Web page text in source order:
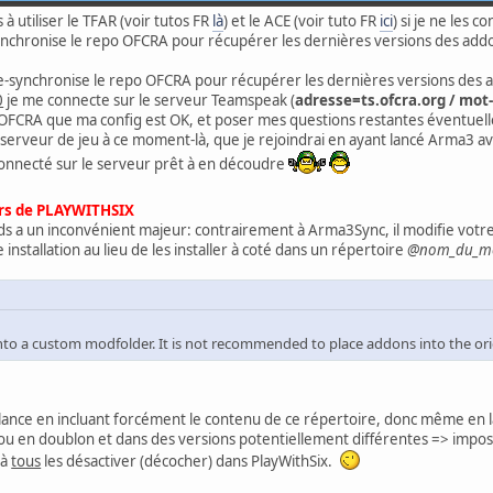
utiliser le TFAR (voir tutos FR là) et le ACE (voir tuto FR ici) si je ne les
le repo OFCRA pour récupérer les dernières versions des
synchronise le repo OFCRA pour récupérer les dernières versions des
je me connecte sur le serveur Teamspeak (adresse=ts.ofcra.org /
que ma config est OK, et poser mes questions restantes
de jeu à ce moment-là, que je rejoindrai en ayant lancé Arma3
sur le serveur prêt à en découdre
de PLAYWITHSIX
a un inconvénient majeur: contrairement à Arma3Sync, il modifie
au lieu de les installer à coté dans un répertoire
a custom modfolder. It is not recommended to place addons into the
en incluant forcément le contenu de ce répertoire, donc même
en doublon et dans des versions potentiellement différentes =>
tous les désactiver (décocher) dans PlayWithSix.